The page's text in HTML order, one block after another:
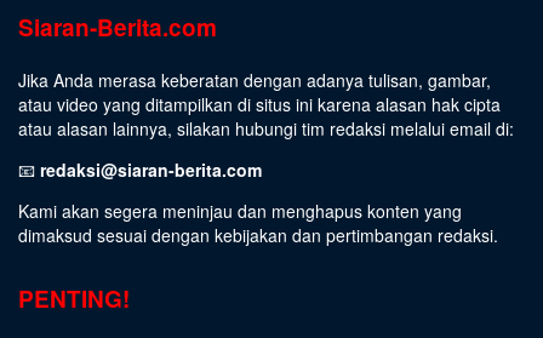
Siaran-Berita.com
Jika Anda merasa keberatan dengan adanya tulisan, gambar,
atau video yang ditampilkan di situs ini karena alasan hak cipta
atau alasan lainnya, silakan hubungi tim redaksi melalui email di:
📧 redaksi@siaran-berita.com
Kami akan segera meninjau dan menghapus konten yang
dimaksud sesuai dengan kebijakan dan pertimbangan redaksi.
PENTING!